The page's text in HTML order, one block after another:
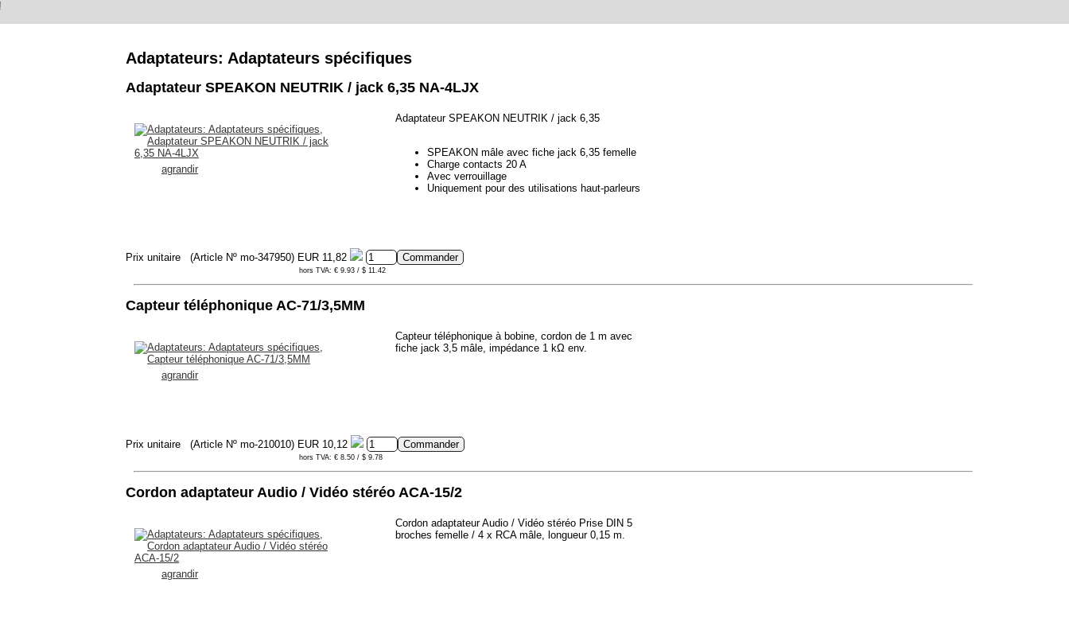
Adaptateurs: Adaptateurs spécifiques
Adaptateur SPEAKON NEUTRIK / jack 6,35 NA-4LJX
agrandir
Adaptateur SPEAKON NEUTRIK / jack 6,35
SPEAKON mâle avec fiche jack 6,35 femelle
Charge contacts 20 A
Avec verrouillage
Uniquement pour des utilisations haut-parleurs
Prix unitaire (Article Nº mo-347950) EUR 11,82
hors TVA: € 9.93 / $ 11.42
Capteur téléphonique AC-71/3,5MM
agrandir
Capteur téléphonique à bobine, cordon de 1 m avec
fiche jack 3,5 mâle, impédance 1 kΩ env.
Prix unitaire (Article Nº mo-210010) EUR 10,12
hors TVA: € 8.50 / $ 9.78
Cordon adaptateur Audio / Vidéo stéréo ACA-15/2
agrandir
Cordon adaptateur Audio / Vidéo stéréo Prise DIN 5
broches femelle / 4 x RCA mâle, longueur 0,15 m.